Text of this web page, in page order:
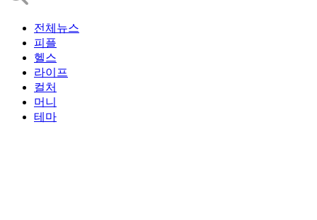
전체뉴스
피플
헬스
라이프
컬처
머니
테마